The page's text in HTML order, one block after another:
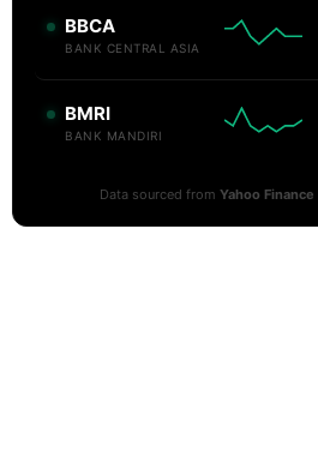
BBCA
BANK CENTRAL ASIA
BMRI
BANK MANDIRI
Data sourced from Yahoo Finance